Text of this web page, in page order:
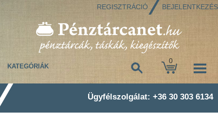
REGISZTRÁCIÓ BEJELENTKEZÉS
0
KATEGÓRIÁK
Ügyfélszolgálat: +36 30 303 6134